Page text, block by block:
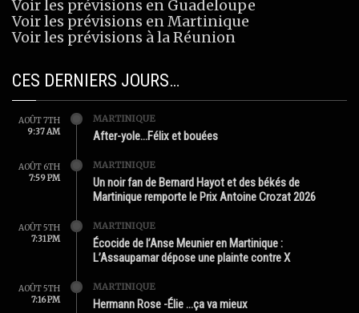
Voir les prévisions en Guadeloupe
Voir les prévisions en Martinique
Voir les prévisions à la Réunion
CES DERNIERS JOURS…
AOÛT 7TH
9:37 AM
MARTINIQUE
After-yole…Félix et bouées
AOÛT 6TH
7:59 PM
MARTINIQUE
Un noir fan de Bernard Hayot et des békés de
Martinique remporte le Prix Antoine Crozat 2026
AOÛT 5TH
7:31 PM
MARTINIQUE
Écocide de l’Anse Meunier en Martinique :
L’Assaupamar dépose une plainte contre X
AOÛT 5TH
7:16 PM
MARTINIQUE
Hermann Rose -Élie …ça va mieux